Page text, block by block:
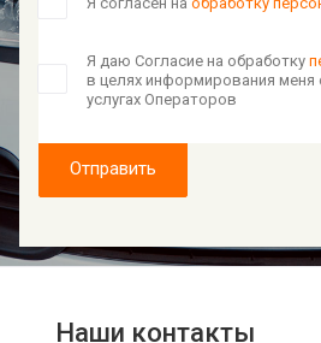
Я даю Согласие на обработку
в целях информирования меня
услугах Операторов
Отправить
Наши контакты